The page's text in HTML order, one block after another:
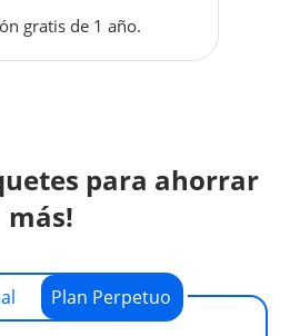
gratis de 1 año.
para ahorrar
más!
Plan Perpetuo